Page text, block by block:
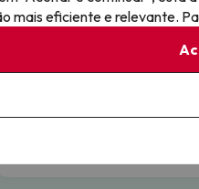
Flexibilidade total com
mais eficiente e relevante.